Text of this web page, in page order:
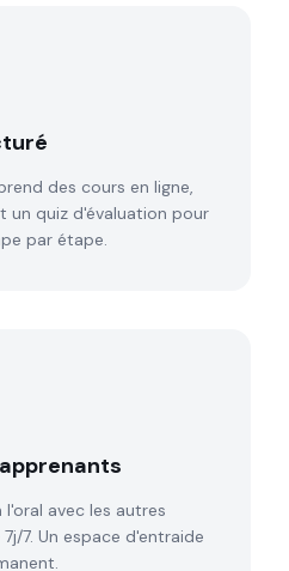
des cours en ligne,
un quiz d'évaluation pour
par étape.
avec les autres
7. Un espace d'entraide